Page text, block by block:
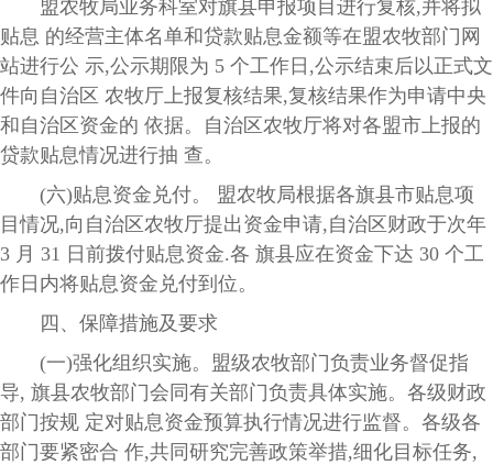
盟农牧局业务科室对旗县申报项目进行复核,并将拟
贴息 的经营主体名单和贷款贴息金额等在盟农牧部门网
站进行公 示,公示期限为 5 个工作日,公示结束后以正式文
件向自治区 农牧厅上报复核结果,复核结果作为申请中央
和自治区资金的 依据。自治区农牧厅将对各盟市上报的
贷款贴息情况进行抽 查。
(六)贴息资金兑付。 盟农牧局根据各旗县市贴息项
目情况,向自治区农牧厅提出资金申请,自治区财政于次年
3 月 31 日前拨付贴息资金.各 旗县应在资金下达 30 个工
作日内将贴息资金兑付到位。
四、保障措施及要求
(一)强化组织实施。盟级农牧部门负责业务督促指
导, 旗县农牧部门会同有关部门负责具体实施。各级财政
部门按规 定对贴息资金预算执行情况进行监督。各级各
部门要紧密合 作,共同研究完善政策举措,细化目标任务,